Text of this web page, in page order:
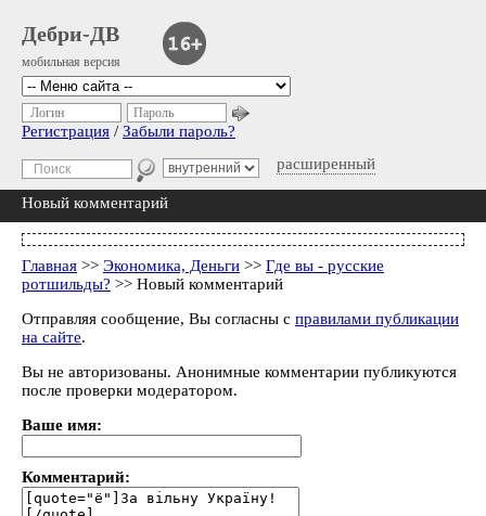
Дебри-ДВ
мобильная версия
расширенный
Логин Пароль
Регистрация / Забыли пароль?
Новый комментарий
Главная >> Экономика, Деньги >> Где вы - русские
ротшильды? >> Новый комментарий
Отправляя сообщение, Вы согласны с правилами публикации
на сайте.
Вы не авторизованы. Анонимные комментарии публикуются
после проверки модератором.
Ваше имя:
Комментарий: